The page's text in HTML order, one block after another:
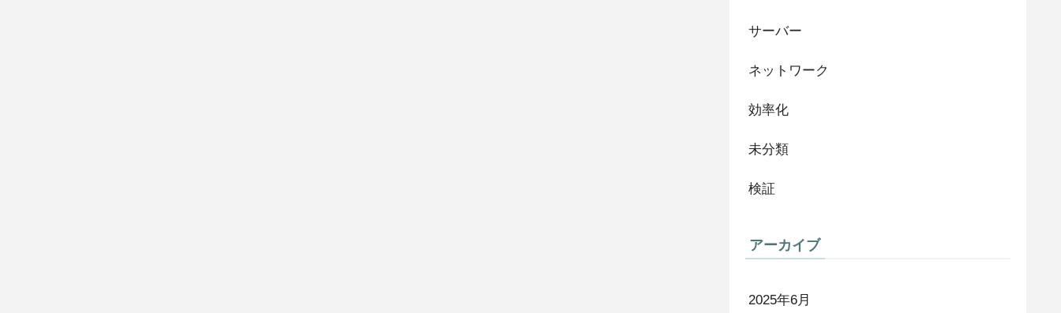
サーバー
ネットワーク
効率化
未分類
検証
アーカイブ
2025年6月